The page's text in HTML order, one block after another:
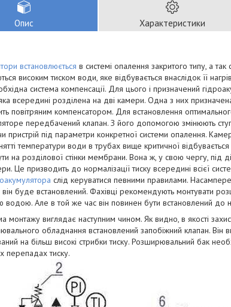
Опис Характеристики
встановлюється в системі опалення закритого типу, а
високим тиском води, яке відбувається внаслідок її
система компенсації. Для цього і призначений
всередині розділена на дві камери. Одна з них
повітряним компенсатором. Для встановлення
передбачений клапан. З його допомогою змінюють
пристрій під параметри конкретної системи опалення.
температури води в трубах вище критичної
на розділової стінки мембрани. Вона ж, у свою чергу, під
Це призводить до нормалізації тиску всередині всієї
слід керуватися певними правилами.
він буде встановлений. Фахівці рекомендують монтувати
Але в той же час він повинен бути встановлений до
монтажу виглядає наступним чином. Як видно, в якості
обладнання встановлений запобіжний клапан. Він
на більш високі стрибки тиску. Розширювальний бак
перепадах тиску.